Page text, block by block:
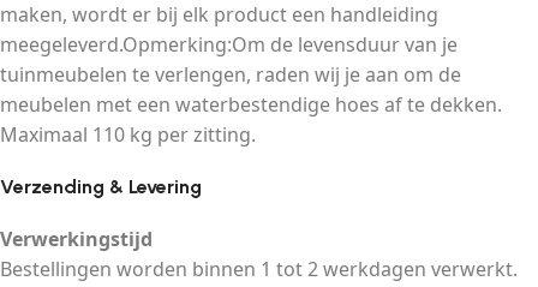
maken, wordt er bij elk product een handleiding
meegeleverd.Opmerking:Om de levensduur van je
tuinmeubelen te verlengen, raden wij je aan om de
meubelen met een waterbestendige hoes af te dekken.
Maximaal 110 kg per zitting.
Verzending & Levering
Verwerkingstijd
Bestellingen worden binnen 1 tot 2 werkdagen verwerkt.